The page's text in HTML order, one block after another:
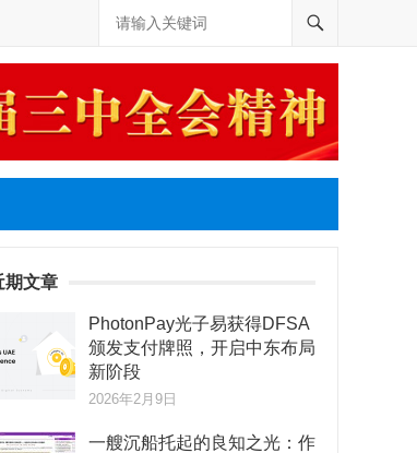
期文章
PhotonPay光子易获得DFSA
颁发支付牌照，开启中东布局
新阶段
2026年2月9日
一艘沉船托起的良知之光：作